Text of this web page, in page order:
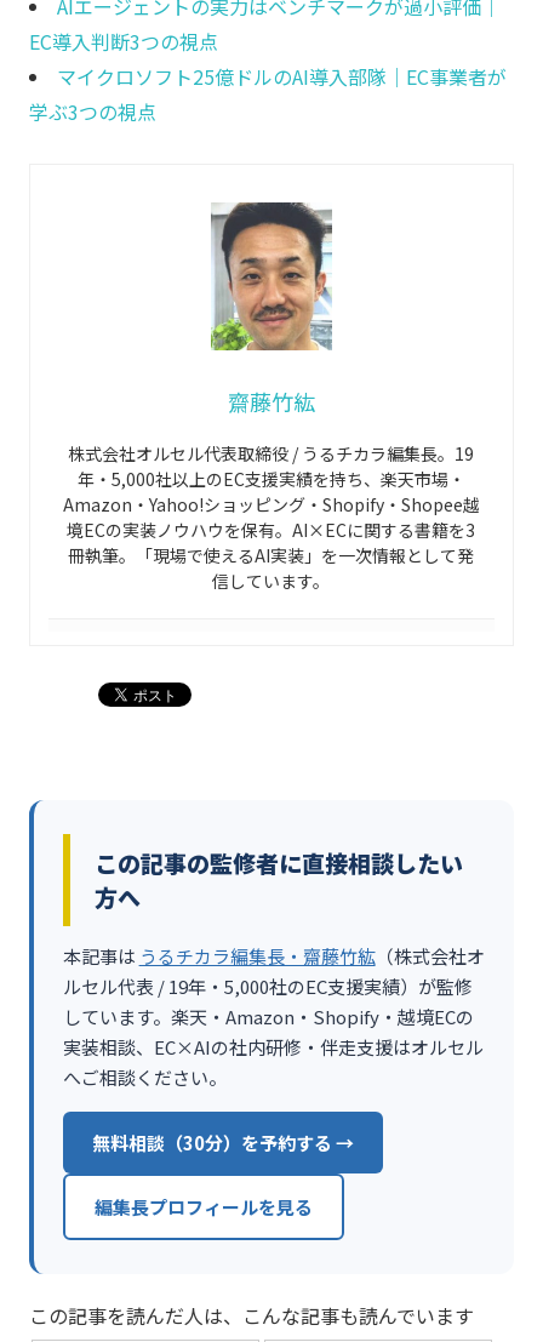
EC導入判断3つの視点
マイクロソフト25億ドルのAI導入部隊｜EC事業者が
学ぶ3つの視点
齋藤竹紘
株式会社オルセル代表取締役 / うるチカラ編集長。19
年・5,000社以上のEC支援実績を持ち、楽天市場・
Amazon・Yahoo!ショッピング・Shopify・Shopee越
境ECの実装ノウハウを保有。AI×ECに関する書籍を3
冊執筆。「現場で使えるAI実装」を一次情報として発
信しています。
この記事の監修者に直接相談したい
方へ
本記事は うるチカラ編集長・齋藤竹紘（株式会社オ
ルセル代表 / 19年・5,000社のEC支援実績）が監修
しています。楽天・Amazon・Shopify・越境ECの
実装相談、EC×AIの社内研修・伴走支援はオルセル
へご相談ください。
無料相談（30分）を予約する →
編集長プロフィールを見る
この記事を読んだ人は、こんな記事も読んでいます